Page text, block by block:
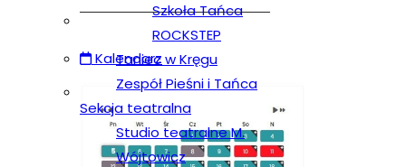
Kalendarz
Szkoła Tańca
ROCKSTEP
Taniec w Kręgu
Zespół Pieśni i Tańca
Sekcja teatralna
Studio teatralne M.
Wójtowicz